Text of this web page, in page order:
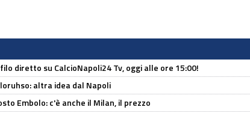
filo diretto su CalcioNapoli24 Tv, oggi alle ore 15:00!
altra idea dal Napoli
Embolo: c'è anche il Milan, il prezzo